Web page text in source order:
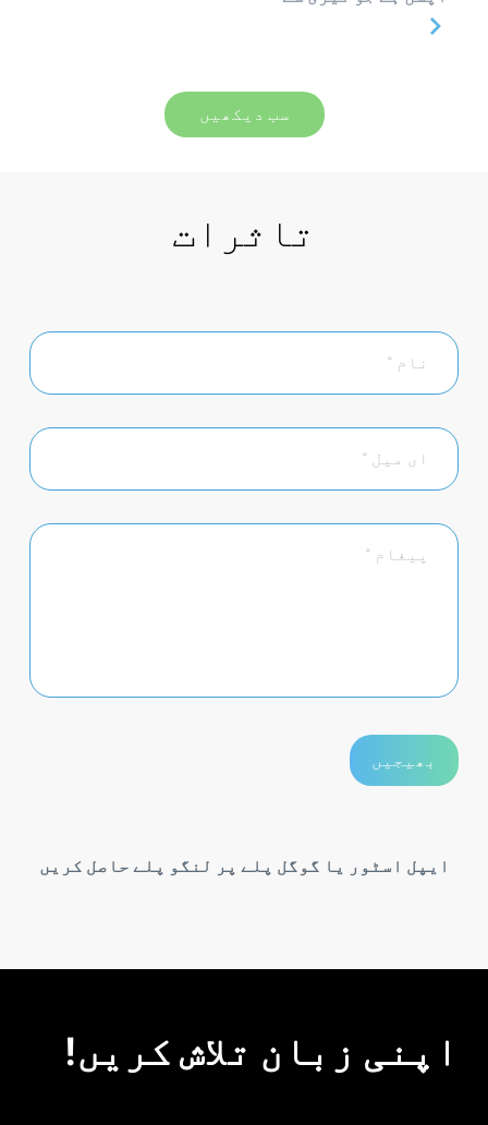
سب دیکھیں
تاثرات
ایپل اسٹور یا گوگل پلے پر لنگو پلے حاصل کریں
اپنی زبان تلاش کریں!